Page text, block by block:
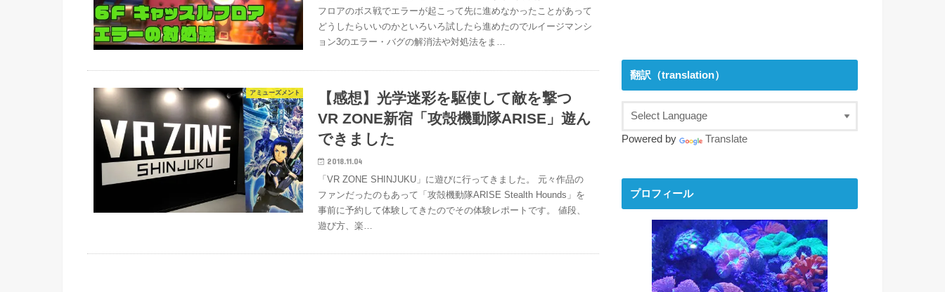
フロアのボス戦でエラーが起こって先に進めなかったことがあって
どうしたらいいのかといろいろ試したら進めたのでルイージマンシ
ョン3のエラー・バグの解消法や対処法をま…
アミューズメント
【感想】光学迷彩を駆使して敵を撃つ
VR ZONE新宿「攻殻機動隊ARISE」遊ん
できました
2018.11.04
「VR ZONE SHINJUKU」に遊びに行ってきました。 元々作品の
ファンだったのもあって「攻殻機動隊ARISE Stealth Hounds」を
事前に予約して体験してきたのでその体験レポートです。 値段、
遊び方、楽…
翻訳（translation）
Powered by Translate
プロフィール